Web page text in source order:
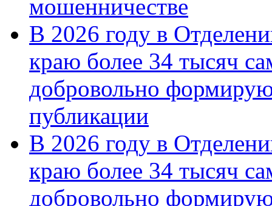
мошенничестве
В 2026 году в
краю более 34 тысяч
добровольно
публикации
В 2026 году в
краю более 34 тысяч
добровольно